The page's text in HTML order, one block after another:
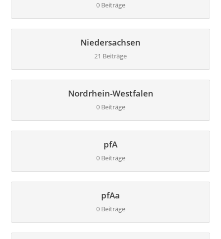
0 Beiträge
Niedersachsen
21 Beiträge
Nordrhein-Westfalen
0 Beiträge
pfA
0 Beiträge
pfAa
0 Beiträge